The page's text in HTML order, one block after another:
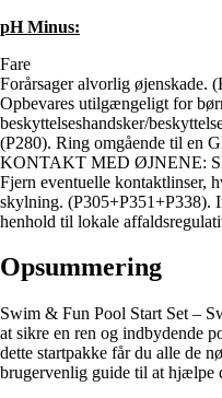
pH Minus:
Fare
Forårsager alvorlig øjenskade.
Opbevares utilgængeligt for
beskyttelseshandsker/
(P280). Ring omgående til en
KONTAKT MED ØJNENE:
Fjern eventuelle kontaktlinser,
skylning. (P305+P351+P338).
henhold til lokale
Opsummering
Swim & Fun Pool Start Set –
at sikre en ren og indbydende
dette startpakke får du alle de
brugervenlig guide til at hjælpe